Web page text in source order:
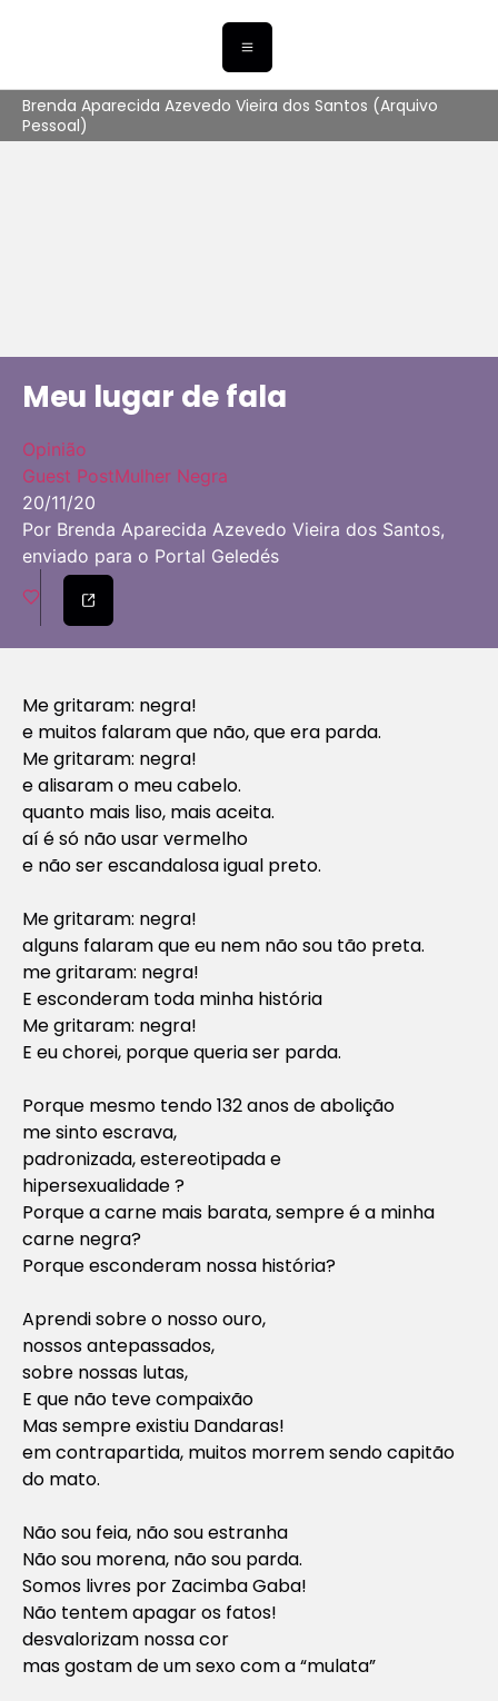
Brenda Aparecida Azevedo Vieira dos Santos (Arquivo
Pessoal)
Meu lugar de fala
Opinião
Guest PostMulher Negra
20/11/20
Por Brenda Aparecida Azevedo Vieira dos Santos,
enviado para o Portal Geledés
Me gritaram: negra!
e muitos falaram que não, que era parda.
Me gritaram: negra!
e alisaram o meu cabelo.
quanto mais liso, mais aceita.
aí é só não usar vermelho
e não ser escandalosa igual preto.
Me gritaram: negra!
alguns falaram que eu nem não sou tão preta.
me gritaram: negra!
E esconderam toda minha história
Me gritaram: negra!
E eu chorei, porque queria ser parda.
Porque mesmo tendo 132 anos de abolição
me sinto escrava,
padronizada, estereotipada e
hipersexualidade ?
Porque a carne mais barata, sempre é a minha
carne negra?
Porque esconderam nossa história?
Aprendi sobre o nosso ouro,
nossos antepassados,
sobre nossas lutas,
E que não teve compaixão
Mas sempre existiu Dandaras!
em contrapartida, muitos morrem sendo capitão
do mato.
Não sou feia, não sou estranha
Não sou morena, não sou parda.
Somos livres por Zacimba Gaba!
Não tentem apagar os fatos!
desvalorizam nossa cor
mas gostam de um sexo com a “mulata”